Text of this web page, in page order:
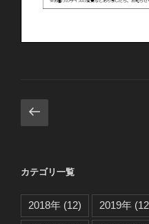
投
稿
ペ
ジ
前
の
ジ
カテゴリ一覧
2018年 (12) 2019年